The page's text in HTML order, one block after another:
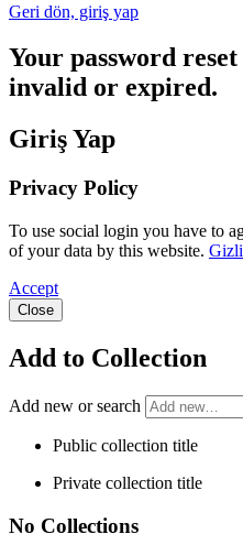
Geri dön, giriş yap
Your password
invalid or expired.
Giriş Yap
Privacy Policy
To use social login you have to
of your data by this website.
Accept
Close
Add to Collection
Add new or search
Public collection title
Private collection title
No Collections